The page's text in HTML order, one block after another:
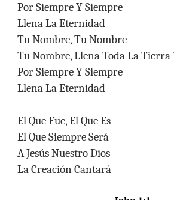
Por Siempre Y Siempre
Llena La Eternidad
Tu Nombre, Tu Nombre
Tu Nombre, Llena Toda La Tierra
Por Siempre Y Siempre
Llena La Eternidad
El Que Fue, El Que Es
El Que Siempre Será
A Jesús Nuestro Dios
La Creación Cantará